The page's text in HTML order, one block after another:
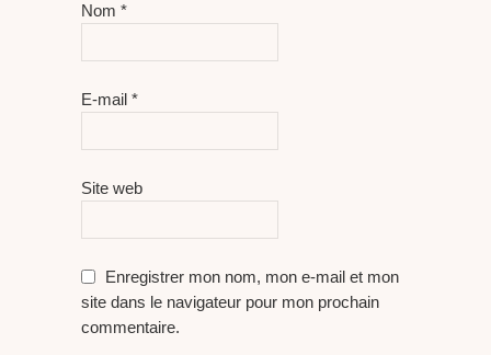
Nom *
E-mail *
Site web
Enregistrer mon nom, mon e-mail et mon
site dans le navigateur pour mon prochain
commentaire.